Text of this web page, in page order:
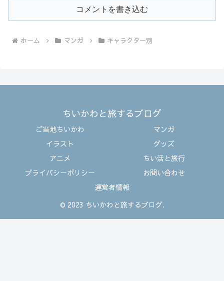
コメントを書き込む
ホーム マンガ キャラクター別
ちいかわと旅するブログ
ご当地ちいかわ
マンガ
イラスト
グッズ
アニメ
ちい活と旅行
プライバシーポリシー
お問い合わせ
運営者情報
© 2023 ちいかわと旅するブログ.